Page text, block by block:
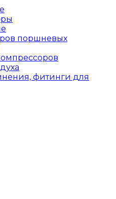
поршневых
фитинги для